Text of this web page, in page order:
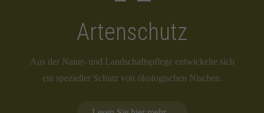
Artenschutz
Aus der Natur- und Landschaftspflege entwickelte sich
ein spezieller Schutz von ökologischen Nischen.